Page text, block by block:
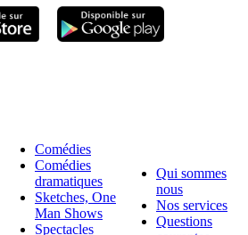
Comédies
Comédies
dramatiques
Sketches, One
Man Shows
Spectacles
Qui sommes
nous
Nos services
Questions